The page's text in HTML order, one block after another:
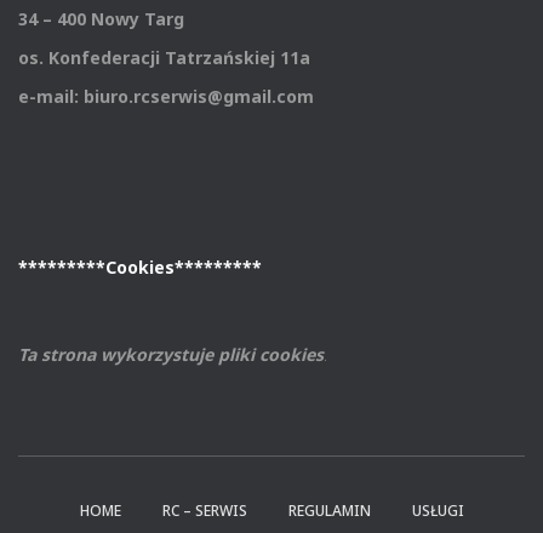
34 – 400 Nowy Targ
os. Konfederacji Tatrzańskiej 11a
e-mail: biuro.rcserwis@gmail.com
*********Cookies*********
Ta strona wykorzystuje pliki cookies.
HOME RC – SERWIS REGULAMIN USŁUGI